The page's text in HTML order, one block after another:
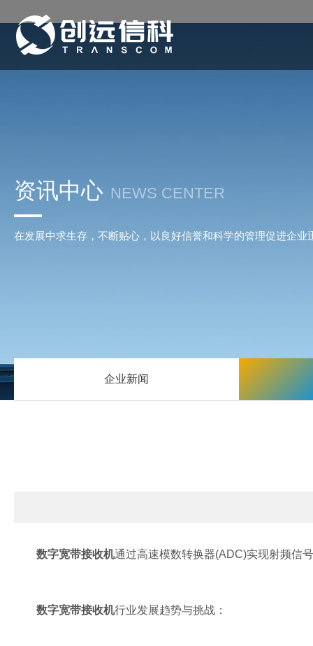
资讯中心 NEWS CENTER
在发展中求生存，不断贴心，以良好信誉和科学的管理促进企业
企业新闻
数字宽带接收机通过高速模数转换器(ADC)实现射频信
数字宽带接收机行业发展趋势与挑战：